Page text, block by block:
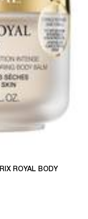
ROYAL BODY